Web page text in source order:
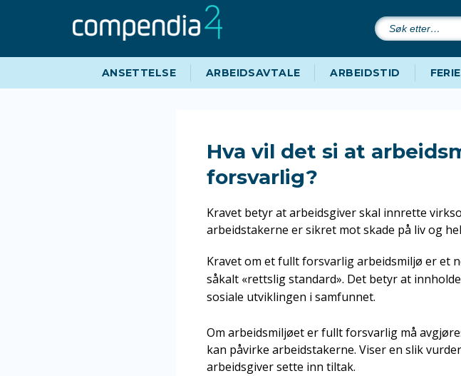
Søk
etter…
ANSETTELSE ARBEIDSAVTALE ARBEIDSTID FERIE
Hva vil det si at
forsvarlig?
Kravet betyr at arbeidsgiver skal innrette
arbeidstakerne er sikret mot skade på liv og
Kravet om et fullt forsvarlig arbeidsmiljø er et
såkalt «rettslig standard». Det betyr at
sosiale utviklingen i samfunnet.
Om arbeidsmiljøet er fullt forsvarlig må
kan påvirke arbeidstakerne. Viser en slik
arbeidsgiver sette inn tiltak.